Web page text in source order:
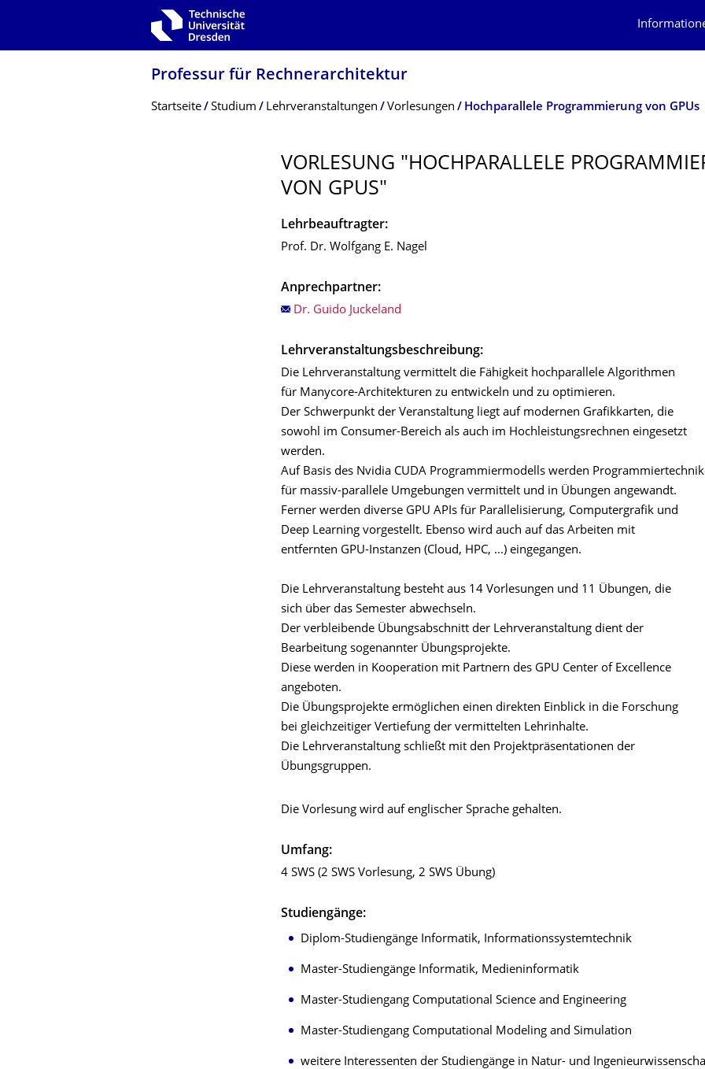
Zur Hauptnavigation springen
Professur für Rechnerarchitektur
Breadcrumb-Menü
Startseite Studium Lehrveranstaltungen Vorlesungen Hochparallele Programmierung von GPUs
VORLESUNG "HOCHPARALLELE
VON GPUS"
Lehrbeauftragter:
Prof. Dr. Wolfgang E. Nagel
Anprechpartner:
Dr. Guido Juckeland
Lehrveranstaltungsbeschreibung:
Die Lehrveranstaltung vermittelt die Fähigkeit hochparallele Algorithmen
für Manycore-Architekturen zu entwickeln und zu optimieren.
Der Schwerpunkt der Veranstaltung liegt auf modernen Grafikkarten, die
sowohl im Consumer-Bereich als auch im Hochleistungsrechnen eingesetzt
werden.
Auf Basis des Nvidia CUDA Programmiermodells werden
für massiv-parallele Umgebungen vermittelt und in Übungen angewandt.
Ferner werden diverse GPU APIs für Parallelisierung, Computergrafik und
Deep Learning vorgestellt. Ebenso wird auch auf das Arbeiten mit
entfernten GPU-Instanzen (Cloud, HPC, ...) eingegangen.
Die Lehrveranstaltung besteht aus 14 Vorlesungen und 11 Übungen, die
sich über das Semester abwechseln.
Der verbleibende Übungsabschnitt der Lehrveranstaltung dient der
Bearbeitung sogenannter Übungsprojekte.
Diese werden in Kooperation mit Partnern des GPU Center of Excellence
angeboten.
Die Übungsprojekte ermöglichen einen direkten Einblick in die Forschung
bei gleichzeitiger Vertiefung der vermittelten Lehrinhalte.
Die Lehrveranstaltung schließt mit den Projektpräsentationen der
Übungsgruppen.
Die Vorlesung wird auf englischer Sprache gehalten.
Umfang:
4 SWS (2 SWS Vorlesung, 2 SWS Übung)
Studiengänge:
Diplom-Studiengänge Informatik, Informationssystemtechnik
Master-Studiengänge Informatik, Medieninformatik
Master-Studiengang Computational Science and Engineering
Master-Studiengang Computational Modeling and Simulation
weitere Interessenten der Studiengänge in Natur- und